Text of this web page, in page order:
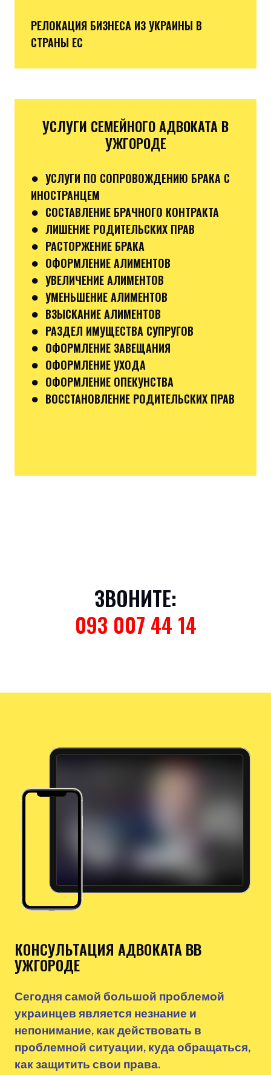
РЕЛОКАЦИЯ БИЗНЕСА ИЗ УКРАИНЫ В
СТРАНЫ ЕС
УСЛУГИ СЕМЕЙНОГО АДВОКАТА В
УЖГОРОДЕ
● УСЛУГИ ПО СОПРОВОЖДЕНИЮ БРАКА С
ИНОСТРАНЦЕМ
● СОСТАВЛЕНИЕ БРАЧНОГО КОНТРАКТА
● ЛИШЕНИЕ РОДИТЕЛЬСКИХ ПРАВ
● РАСТОРЖЕНИЕ БРАКА
● ОФОРМЛЕНИЕ АЛИМЕНТОВ
● УВЕЛИЧЕНИЕ АЛИМЕНТОВ
● УМЕНЬШЕНИЕ АЛИМЕНТОВ
● ВЗЫСКАНИЕ АЛИМЕНТОВ
● РАЗДЕЛ ИМУЩЕСТВА СУПРУГОВ
● ОФОРМЛЕНИЕ ЗАВЕЩАНИЯ
● ОФОРМЛЕНИЕ УХОДА
● ОФОРМЛЕНИЕ ОПЕКУНСТВА
● ВОССТАНОВЛЕНИЕ РОДИТЕЛЬСКИХ ПРАВ
ЗВОНИТЕ:
093 007 44 14
КОНСУЛЬТАЦИЯ АДВОКАТА ВВ
УЖГОРОДЕ
Сегодня самой большой проблемой
украинцев является незнание и
непонимание, как действовать в
проблемной ситуации, куда обращаться,
как защитить свои права.